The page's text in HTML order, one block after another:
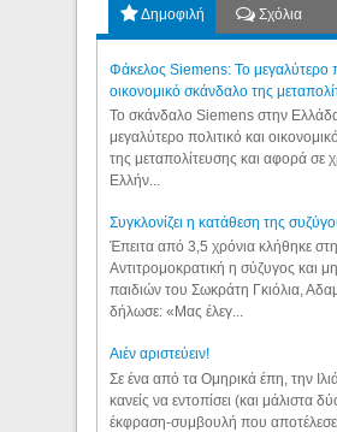
Δημοφιλή Σχόλια
Φάκελος Siemens: Το μεγαλύτερο
οικονομικό σκάνδαλο της
Το σκάνδαλο Siemens στην Ελλάδα
μεγαλύτερο πολιτικό και
της μεταπολίτευσης και αφορά σε
Ελλήν...
Συγκλονίζει η κατάθεση της
Έπειτα από 3,5 χρόνια κλήθηκε
Αντιτρομοκρατική η σύζυγος και
παιδιών του Σωκράτη Γκιόλια,
δήλωσε: «Μας έλεγ...
Aιέν αριστεύειν!
Σε ένα από τα Ομηρικά έπη, την
κανείς να εντοπίσει (και μάλιστα
έκφραση-συμβουλή που αποτέλεσε